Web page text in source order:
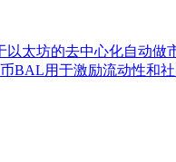
以太坊的去中心化自动
BAL用于激励流动性和社